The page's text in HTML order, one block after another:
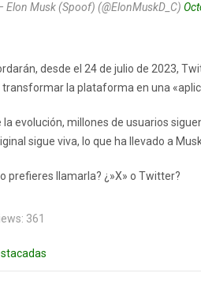
Elon Musk (Spoof) (@ElonMuskD_C)
desde el 24 de julio de 2023,
transformar la plataforma en una
la evolución, millones de usuarios
sigue viva, lo que ha llevado a
prefieres llamarla? ¿»X» o Twitter?
361